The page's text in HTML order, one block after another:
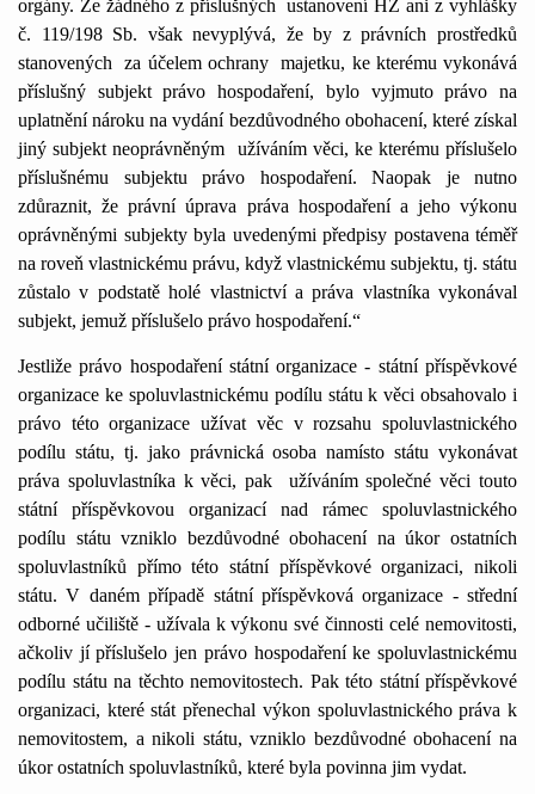
orgány. Ze žádného z příslušných
ustanovení HZ ani z vyhlášky
č. 119/198 Sb. však nevyplývá, že by z právních prostředků
stanovených
za účelem ochrany
majetku, ke kterému vykonává
příslušný subjekt právo hospodaření, bylo vyjmuto právo na
uplatnění nároku na vydání bezdůvodného obohacení, které získal
jiný subjekt neoprávněným
užíváním věci, ke kterému příslušelo
příslušnému subjektu právo hospodaření. Naopak je nutno
zdůraznit, že právní úprava práva hospodaření a jeho výkonu
oprávněnými subjekty byla uvedenými předpisy postavena téměř
na roveň vlastnickému právu, když vlastnickému subjektu, tj. státu
zůstalo v podstatě holé vlastnictví a práva vlastníka vykonával
subjekt, jemuž příslušelo právo hospodaření.“
Jestliže právo hospodaření státní organizace - státní příspěvkové
organizace ke spoluvlastnickému podílu státu k věci obsahovalo i
právo této organizace užívat věc v rozsahu spoluvlastnického
podílu státu, tj. jako právnická osoba namísto státu vykonávat
práva spoluvlastníka k věci, pak
užíváním společné věci touto
státní příspěvkovou organizací nad rámec spoluvlastnického
podílu státu vzniklo bezdůvodné obohacení na úkor ostatních
spoluvlastníků přímo této státní příspěvkové organizaci, nikoli
státu. V daném případě státní příspěvková organizace - střední
odborné učiliště - užívala k výkonu své činnosti celé nemovitosti,
ačkoliv jí příslušelo jen právo hospodaření ke spoluvlastnickému
podílu státu na těchto nemovitostech. Pak této státní příspěvkové
organizaci, které stát přenechal výkon spoluvlastnického práva k
nemovitostem, a nikoli státu, vzniklo bezdůvodné obohacení na
úkor ostatních spoluvlastníků, které byla povinna jim vydat.